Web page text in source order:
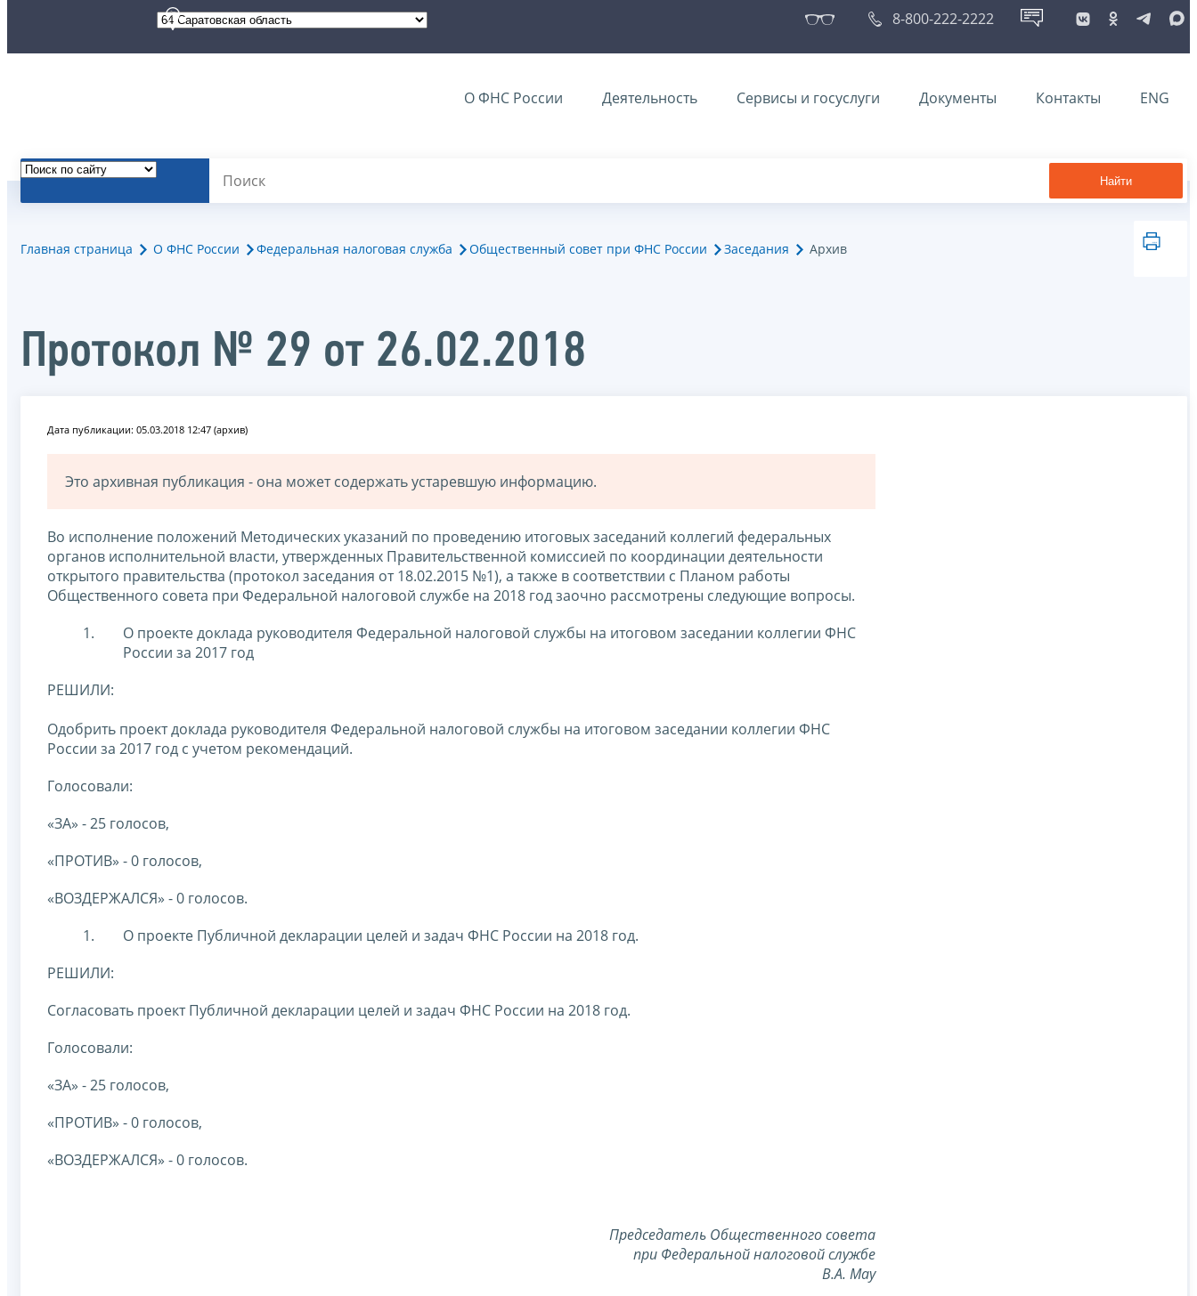
8-800-222-2222
О ФНС России Деятельность Сервисы и госуслуги Документы Контакты ENG
Найти
Главная страница О ФНС России Федеральная налоговая служба Общественный совет при ФНС России Заседания Архив
Протокол № 29 от 26.02.2018
Дата публикации: 05.03.2018 12:47 (архив)
Это архивная публикация - она может содержать устаревшую информацию.
Во исполнение положений Методических указаний по проведению итоговых заседаний коллегий федеральных
органов исполнительной власти, утвержденных Правительственной комиссией по координации деятельности
открытого правительства (протокол заседания от 18.02.2015 №1), а также в соответствии с Планом работы
Общественного совета при Федеральной налоговой службе на 2018 год заочно рассмотрены следующие вопросы.
О проекте доклада руководителя Федеральной налоговой службы на итоговом заседании коллегии ФНС
России за 2017 год
РЕШИЛИ:
Одобрить проект доклада руководителя Федеральной налоговой службы на итоговом заседании коллегии ФНС
России за 2017 год с учетом рекомендаций.
Голосовали:
«ЗА» - 25 голосов,
«ПРОТИВ» - 0 голосов,
«ВОЗДЕРЖАЛСЯ» - 0 голосов.
О проекте Публичной декларации целей и задач ФНС России на 2018 год.
РЕШИЛИ:
Согласовать проект Публичной декларации целей и задач ФНС России на 2018 год.
Голосовали:
«ЗА» - 25 голосов,
«ПРОТИВ» - 0 голосов,
«ВОЗДЕРЖАЛСЯ» - 0 голосов.
Председатель Общественного совета
при Федеральной налоговой службе
В.А. Мау